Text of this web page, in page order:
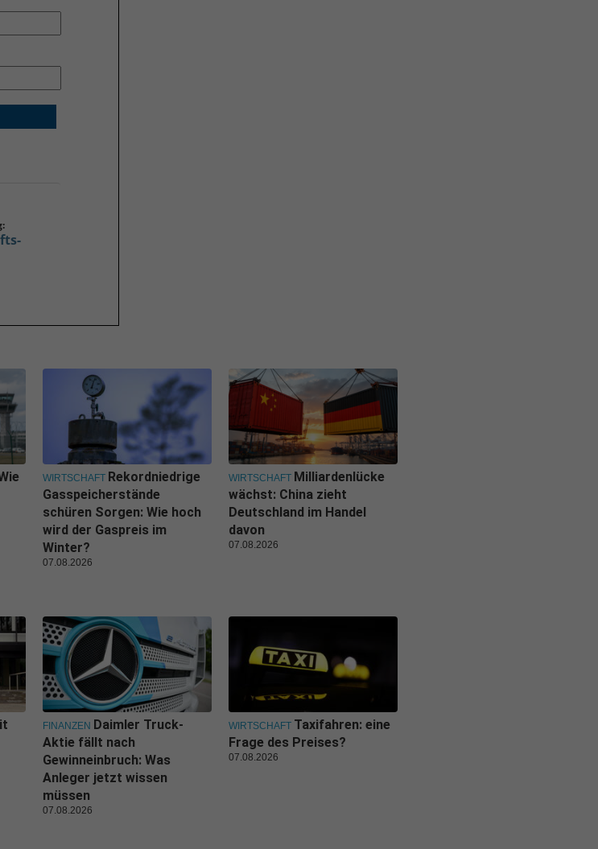
WIRTSCHAFT Rekordniedrige
Gasspeicherstände
schüren Sorgen: Wie hoch
wird der Gaspreis im
Winter?
07.08.2026
WIRTSCHAFT Milliardenlücke
wächst: China zieht
Deutschland im Handel
davon
07.08.2026
FINANZEN Daimler Truck-
Aktie fällt nach
Gewinneinbruch: Was
Anleger jetzt wissen
müssen
07.08.2026
WIRTSCHAFT Taxifahren: eine
Frage des Preises?
07.08.2026